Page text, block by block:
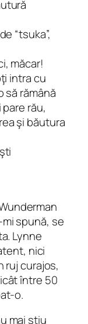
“tsuka”,
măcar!
intra cu
să rămână
rău,
şi băutura
spună, se
Lynne
nici
ruj curajos,
între 50
o.
mai ştiu